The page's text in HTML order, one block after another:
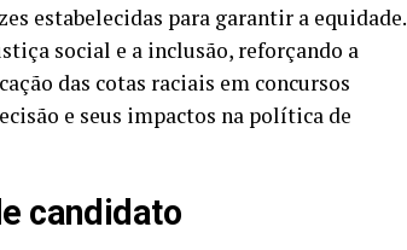
estabelecidas para garantir a equidade.
social e a inclusão, reforçando a
das cotas raciais em concursos
e seus impactos na política de
candidato